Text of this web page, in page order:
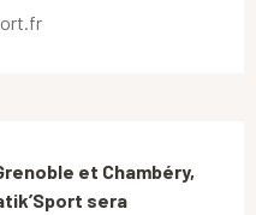
et Chambéry,
sera